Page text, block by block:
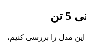
مدل را بررسی کنیم،